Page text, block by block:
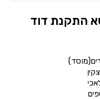
התקנת דוד